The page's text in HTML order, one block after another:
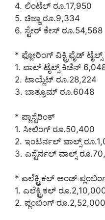
4. ಲಿಂಟೆಲ್ ರೂ.17,950
5. ಚಿಜ್ಜಾ ರೂ.9,334
6. ಸ್ಟೇರ್ ಕೇಸ್ ರೂ.54,568
* ಫ್ಲೋರಿಂಗ್ ವಿಕ್ಟ್ರಿಫೈಡ್
1. ವಾಲ್ ಟೈಲ್ಸ್ ಕಿಚೆನ್
2. ಟಾಯ್ಲೆಟ್ ರೂ.28,224
3. ಬಾತ್ರೂಮ್ ರೂ.6048
* ಪ್ಲಾಸ್ಟೆರಿಂಕ್
1. ಸೀಲಿಂಗ್ ರೂ.50,400
2. ಇಂಟರ್ನಲ್ ವಾಲ್ಸ್
3. ಎಸ್ಟೆರ್ನಲ್ ವಾಲ್ಸ್
* ಎಲೆಕ್ಟ್ರಿಕಲ್ ಅಂಡ್
1. ಎಲೆಕ್ಟ್ರಿಕಲ್
2. ಪ್ಲಂಬಿಂಗ್ ರೂ.2,52,000